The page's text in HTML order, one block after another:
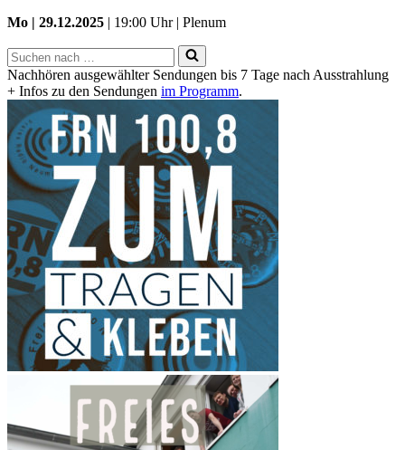
Mo | 29.12.2025 | 19:00 Uhr | Plenum
Suchen
nach …
Nachhören ausgewählter Sendungen bis 7 Tage nach Ausstrahlung
+ Infos zu den Sendungen im Programm.